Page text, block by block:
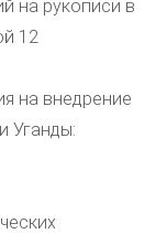
на рукописи в
12
на внедрение
Уганды: